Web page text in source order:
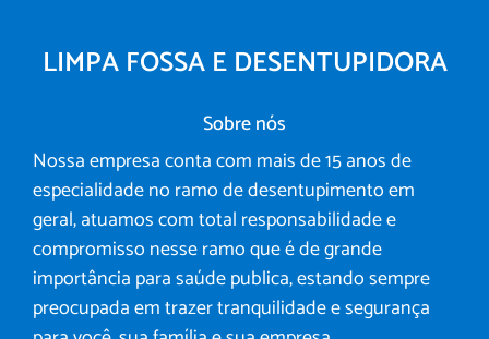
LIMPA FOSSA E DESENTUPIDORA
Sobre nós
Nossa empresa conta com mais de 15 anos de
especialidade no ramo de desentupimento em
geral, atuamos com total responsabilidade e
compromisso nesse ramo que é de grande
importância para saúde publica, estando sempre
preocupada em trazer tranquilidade e segurança